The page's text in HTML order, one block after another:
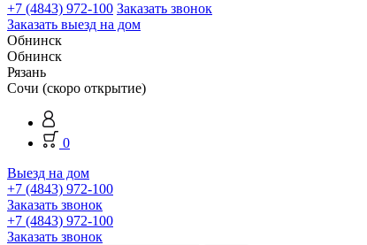
+7 (4843) 972-100 Заказать звонок
Заказать выезд на дом
Обнинск
Обнинск
Рязань
Сочи (скоро открытие)
0
Выезд на дом
+7 (4843) 972-100
Заказать звонок
+7 (4843) 972-100
Заказать звонок